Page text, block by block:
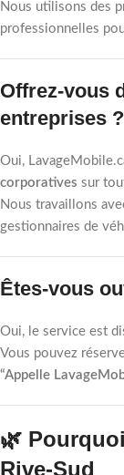
Nous utilisons des
professionnelles
Offrez-vous
entreprises ?
Oui,
corporatives sur
Nous travaillons
gestionnaires de
Êtes-vous
Oui, le service est
Vous pouvez
“Appelle
🌿
Rive-Sud